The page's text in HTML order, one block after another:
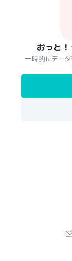
おっと
一時的にデー